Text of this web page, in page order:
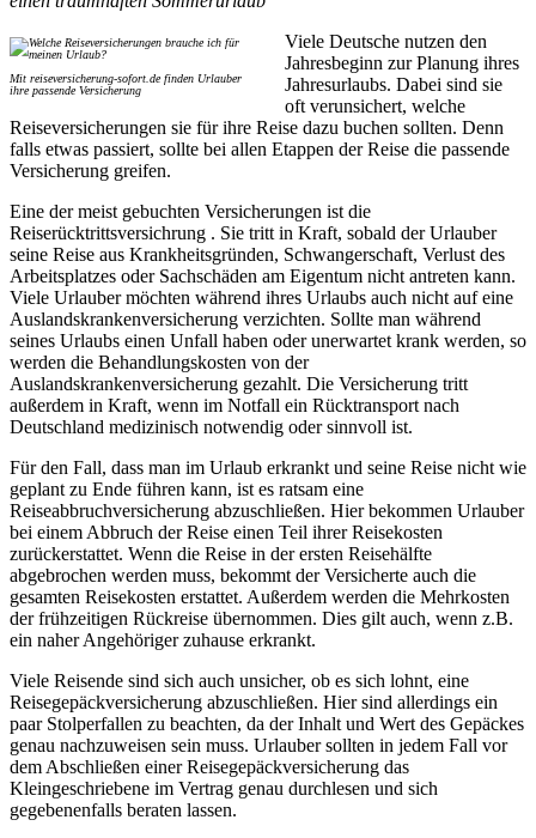
Mit reiseversicherung-sofort.de finden Urlauber
ihre passende Versicherung
Viele Deutsche nutzen den
Jahresbeginn zur Planung ihres
Jahresurlaubs. Dabei sind sie
oft verunsichert, welche
Reiseversicherungen sie für ihre Reise dazu buchen sollten. Denn
falls etwas passiert, sollte bei allen Etappen der Reise die passende
Versicherung greifen.
Eine der meist gebuchten Versicherungen ist die
Reiserücktrittsversichrung . Sie tritt in Kraft, sobald der Urlauber
seine Reise aus Krankheitsgründen, Schwangerschaft, Verlust des
Arbeitsplatzes oder Sachschäden am Eigentum nicht antreten kann.
Viele Urlauber möchten während ihres Urlaubs auch nicht auf eine
Auslandskrankenversicherung verzichten. Sollte man während
seines Urlaubs einen Unfall haben oder unerwartet krank werden, so
werden die Behandlungskosten von der
Auslandskrankenversicherung gezahlt. Die Versicherung tritt
außerdem in Kraft, wenn im Notfall ein Rücktransport nach
Deutschland medizinisch notwendig oder sinnvoll ist.
Für den Fall, dass man im Urlaub erkrankt und seine Reise nicht wie
geplant zu Ende führen kann, ist es ratsam eine
Reiseabbruchversicherung abzuschließen. Hier bekommen Urlauber
bei einem Abbruch der Reise einen Teil ihrer Reisekosten
zurückerstattet. Wenn die Reise in der ersten Reisehälfte
abgebrochen werden muss, bekommt der Versicherte auch die
gesamten Reisekosten erstattet. Außerdem werden die Mehrkosten
der frühzeitigen Rückreise übernommen. Dies gilt auch, wenn z.B.
ein naher Angehöriger zuhause erkrankt.
Viele Reisende sind sich auch unsicher, ob es sich lohnt, eine
Reisegepäckversicherung abzuschließen. Hier sind allerdings ein
paar Stolperfallen zu beachten, da der Inhalt und Wert des Gepäckes
genau nachzuweisen sein muss. Urlauber sollten in jedem Fall vor
dem Abschließen einer Reisegepäckversicherung das
Kleingeschriebene im Vertrag genau durchlesen und sich
gegebenenfalls beraten lassen.